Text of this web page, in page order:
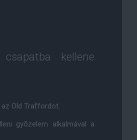
kellene
az Old Traffordot.
gyõzelem alkalmával a